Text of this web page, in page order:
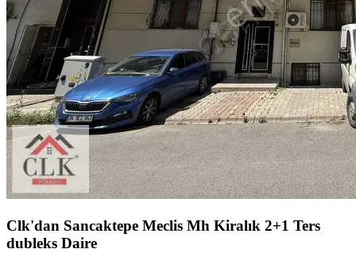
Clk'dan Sancaktepe Meclis Mh Kiralık 2+1 Ters
dubleks Daire